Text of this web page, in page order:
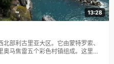
13:28
部利古里亚大区。它由蒙特罗索、
马焦雷五个彩色村镇组成。这里依
世界文化遗产。